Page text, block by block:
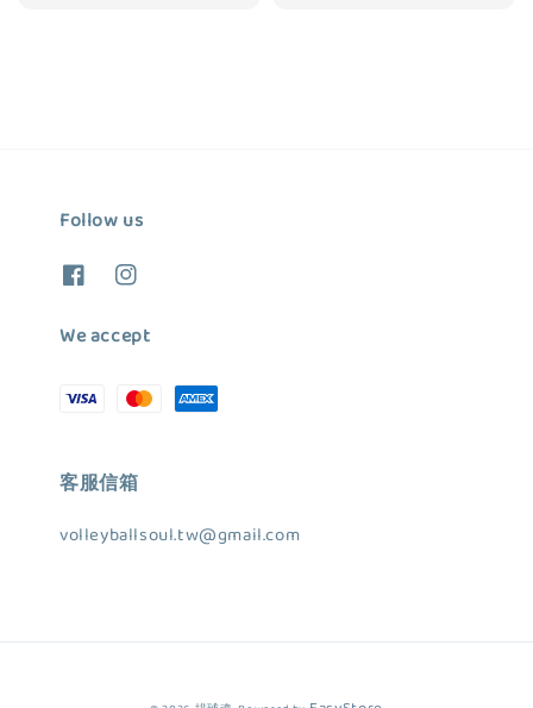
Follow us
We accept
客服信箱
volleyballsoul.tw@gmail.com